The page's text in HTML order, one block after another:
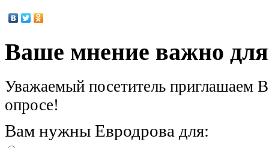
Ваше мнение важно
Уважаемый посетитель приглашаем
опросе!
Вам нужны Евродрова для: